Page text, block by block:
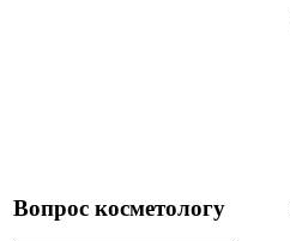
Вопрос косметологу